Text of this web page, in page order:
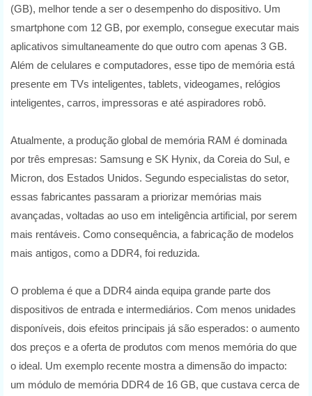
(GB), melhor tende a ser o desempenho do dispositivo. Um
smartphone com 12 GB, por exemplo, consegue executar mais
aplicativos simultaneamente do que outro com apenas 3 GB.
Além de celulares e computadores, esse tipo de memória está
presente em TVs inteligentes, tablets, videogames, relógios
inteligentes, carros, impressoras e até aspiradores robô.
Atualmente, a produção global de memória RAM é dominada
por três empresas: Samsung e SK Hynix, da Coreia do Sul, e
Micron, dos Estados Unidos. Segundo especialistas do setor,
essas fabricantes passaram a priorizar memórias mais
avançadas, voltadas ao uso em inteligência artificial, por serem
mais rentáveis. Como consequência, a fabricação de modelos
mais antigos, como a DDR4, foi reduzida.
O problema é que a DDR4 ainda equipa grande parte dos
dispositivos de entrada e intermediários. Com menos unidades
disponíveis, dois efeitos principais já são esperados: o aumento
dos preços e a oferta de produtos com menos memória do que
o ideal. Um exemplo recente mostra a dimensão do impacto:
um módulo de memória DDR4 de 16 GB, que custava cerca de